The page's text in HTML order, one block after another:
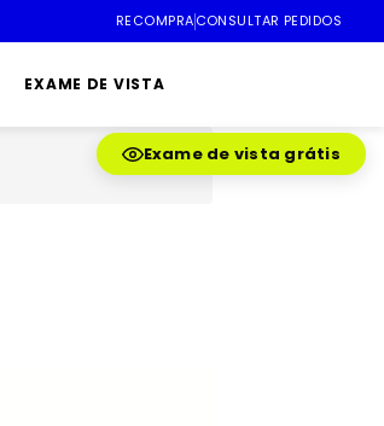
RECOMPRACONSULTAR PEDIDOS
EXAME DE VISTA
Exame de vista grátis